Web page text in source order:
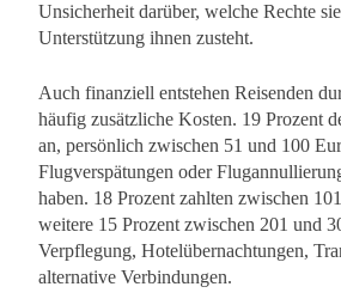
Unsicherheit darüber, welche Rechte
Unterstützung ihnen zusteht.
Auch finanziell entstehen Reisenden
häufig zusätzliche Kosten. 19 Prozent
an, persönlich zwischen 51 und 100
Flugverspätungen oder
haben. 18 Prozent zahlten zwischen
weitere 15 Prozent zwischen 201 und
Verpflegung, Hotelübernachtungen,
alternative Verbindungen.